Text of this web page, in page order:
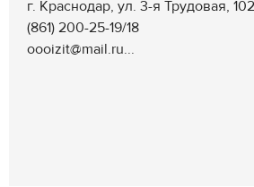
г. Краснодар, ул. 3-я Трудовая, 102
(861) 200-25-19/18
oooizit@mail.ru...